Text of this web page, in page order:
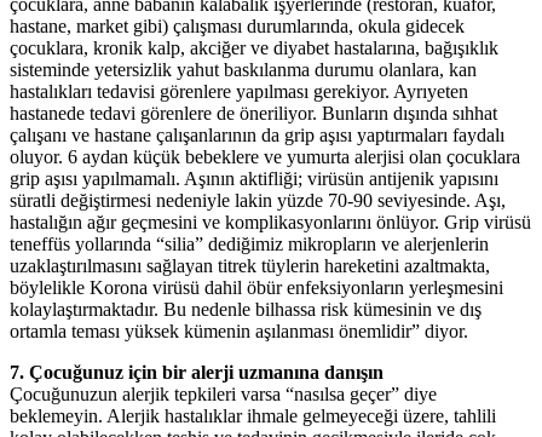
çocuklara, anne babanın kalabalık işyerlerinde (restoran, kuaför,
hastane, market gibi) çalışması durumlarında, okula gidecek
çocuklara, kronik kalp, akciğer ve diyabet hastalarına, bağışıklık
sisteminde yetersizlik yahut baskılanma durumu olanlara, kan
hastalıkları tedavisi görenlere yapılması gerekiyor. Ayrıyeten
hastanede tedavi görenlere de öneriliyor. Bunların dışında sıhhat
çalışanı ve hastane çalışanlarının da grip aşısı yaptırmaları faydalı
oluyor. 6 aydan küçük bebeklere ve yumurta alerjisi olan çocuklara
grip aşısı yapılmamalı. Aşının aktifliği; virüsün antijenik yapısını
süratli değiştirmesi nedeniyle lakin yüzde 70-90 seviyesinde. Aşı,
hastalığın ağır geçmesini ve komplikasyonlarını önlüyor. Grip virüsü
teneffüs yollarında “silia” dediğimiz mikropların ve alerjenlerin
uzaklaştırılmasını sağlayan titrek tüylerin hareketini azaltmakta,
böylelikle Korona virüsü dahil öbür enfeksiyonların yerleşmesini
kolaylaştırmaktadır. Bu nedenle bilhassa risk kümesinin ve dış
ortamla teması yüksek kümenin aşılanması önemlidir” diyor.
7. Çocuğunuz için bir alerji uzmanına danışın
Çocuğunuzun alerjik tepkileri varsa “nasılsa geçer” diye
beklemeyin. Alerjik hastalıklar ihmale gelmeyeceği üzere, tahlili